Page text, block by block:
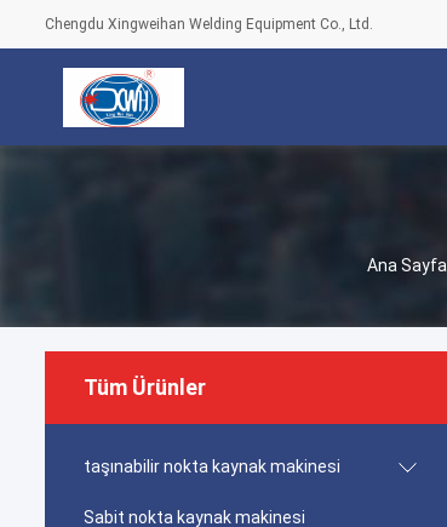
Chengdu Xingweihan Welding Equipment Co., Ltd.
Ana Sayfa
Tüm Ürünler
taşınabilir nokta kaynak makinesi
Sabit nokta kaynak makinesi